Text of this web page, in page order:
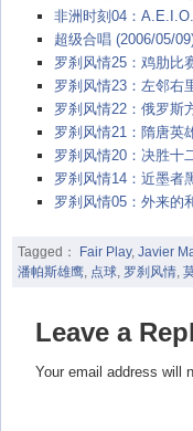
非洲时刻04：
超级合唱 (2006/05/
罗刹风情25：鸡肋比
罗刹风情23：左邻右
罗刹风情22：俄罗斯
罗刹风情21：隋唐英
罗刹风情20：决胜十
罗刹风情14：近墨者
罗刹风情05：外来的
Tagged： Fair Play, Javier
潘帕斯雄鹰, 点球, 罗刹风情,
Leave a
Your email address will